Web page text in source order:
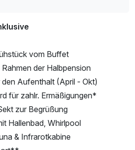
vom Buffet
der Halbpension
Aufenthalt (April - Okt)
für zahlr. Ermäßigungen*
zur Begrüßung
Hallenbad, Whirlpool
& Infrarotkabine